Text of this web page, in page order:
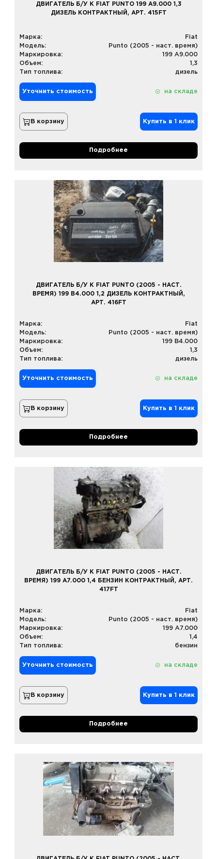
ДВИГАТЕЛЬ Б/У К FIAT PUNTO 199 A9.000 1,3
ДИЗЕЛЬ КОНТРАКТНЫЙ, АРТ. 415FT
Марка:
Fiat
Модель:
Punto (2005 - наст. время)
Маркировка:
199 A9.000
Объем:
1,3
Тип топлива:
дизель
Уточнить стоимость на складе
В корзину Купить в 1 клик
Подробнее
ДВИГАТЕЛЬ Б/У К FIAT PUNTO (2005 - НАСТ.
ВРЕМЯ) 199 B4.000 1,2 ДИЗЕЛЬ КОНТРАКТНЫЙ,
АРТ. 416FT
Марка:
Fiat
Модель:
Punto (2005 - наст. время)
Маркировка:
199 B4.000
Объем:
1,3
Тип топлива:
дизель
Уточнить стоимость на складе
В корзину Купить в 1 клик
Подробнее
ДВИГАТЕЛЬ Б/У К FIAT PUNTO (2005 - НАСТ.
ВРЕМЯ) 199 A7.000 1,4 БЕНЗИН КОНТРАКТНЫЙ, АРТ.
417FT
Марка:
Fiat
Модель:
Punto (2005 - наст. время)
Маркировка:
199 A7.000
Объем:
1,4
Тип топлива:
бензин
Уточнить стоимость на складе
В корзину Купить в 1 клик
Подробнее